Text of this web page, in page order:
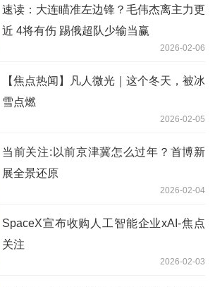
速读：大连瞄准左边锋？毛伟杰离主力更
近 4将有伤 踢俄超队少输当赢
2026-02-06
【焦点热闻】凡人微光｜这个冬天，被冰
雪点燃
2026-02-05
当前关注:以前京津冀怎么过年？首博新
展全景还原
2026-02-04
SpaceX宣布收购人工智能企业xAI-焦点
关注
2026-02-03